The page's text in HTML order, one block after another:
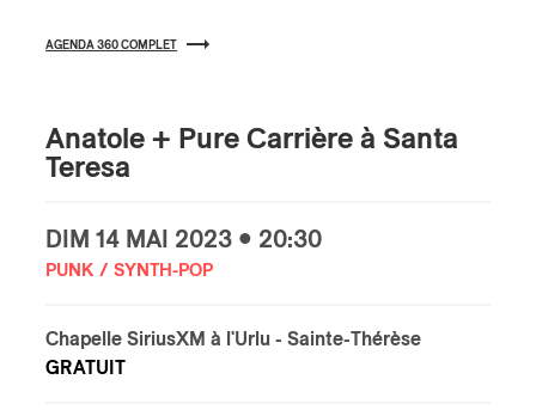
AGENDA 360 COMPLET
Anatole + Pure Carrière à Santa
Teresa
DIM 14 MAI 2023 • 20:30
PUNK / SYNTH-POP
Chapelle SiriusXM à l'Urlu - Sainte-Thérèse
GRATUIT